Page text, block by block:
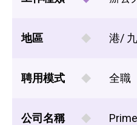
地區 港/
聘用模式 全職
公司名稱